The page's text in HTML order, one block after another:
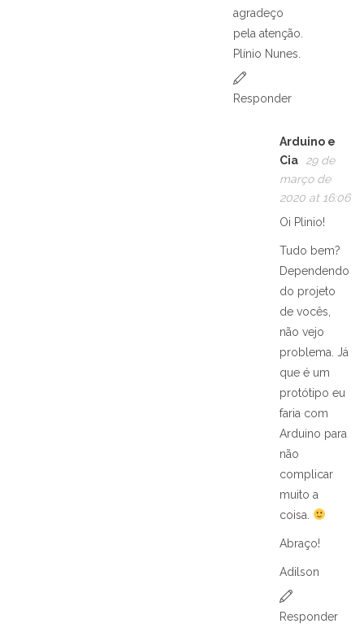
agradeço
pela atenção.
Plínio Nunes.
Responder
Arduino e
Cia
29 de
março de
2020 at 16:06
Oi Plinio!
Tudo bem?
Dependendo
do projeto
de vocês,
não vejo
problema. Já
que é um
protótipo eu
faria com
Arduino para
não
complicar
muito a
coisa.
Abraço!
Adilson
Responder